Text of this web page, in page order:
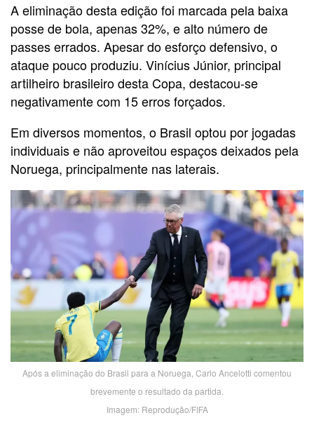
A eliminação desta edição foi marcada pela baixa
posse de bola, apenas 32%, e alto número de
passes errados. Apesar do esforço defensivo, o
ataque pouco produziu. Vinícius Júnior, principal
artilheiro brasileiro desta Copa, destacou-se
negativamente com 15 erros forçados.
Em diversos momentos, o Brasil optou por jogadas
individuais e não aproveitou espaços deixados pela
Noruega, principalmente nas laterais.
Após a eliminação do Brasil para a Noruega, Carlo Ancelotti comentou
brevemente o resultado da partida.
Imagem: Reprodução/FIFA